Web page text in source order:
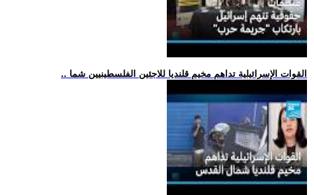
.. القوات الإسرائيلية تداهم مخيم قلنديا للاجئين الفلسطينيين شما